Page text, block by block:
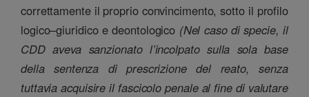
correttamente il proprio convincimento, sotto il profilo
logico–giuridico e deontologico (Nel caso di specie, il
CDD aveva sanzionato l’incolpato sulla sola base
della sentenza di prescrizione del reato, senza
tuttavia acquisire il fascicolo penale al fine di valutare